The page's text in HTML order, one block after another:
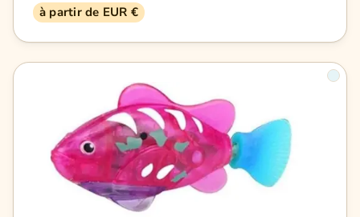
à partir de EUR €